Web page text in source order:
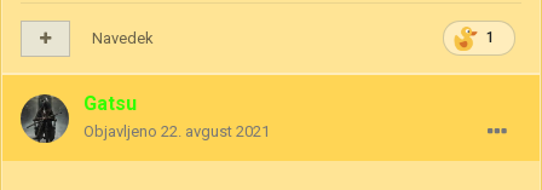
1
Navedek
Gatsu
Objavljeno 22. avgust 2021